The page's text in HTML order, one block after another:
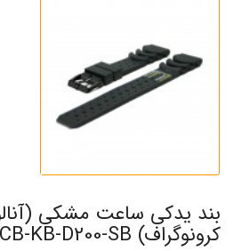
بند یدکی ساعت مشکی
کرونوگراف) CB-KB-D200-SB